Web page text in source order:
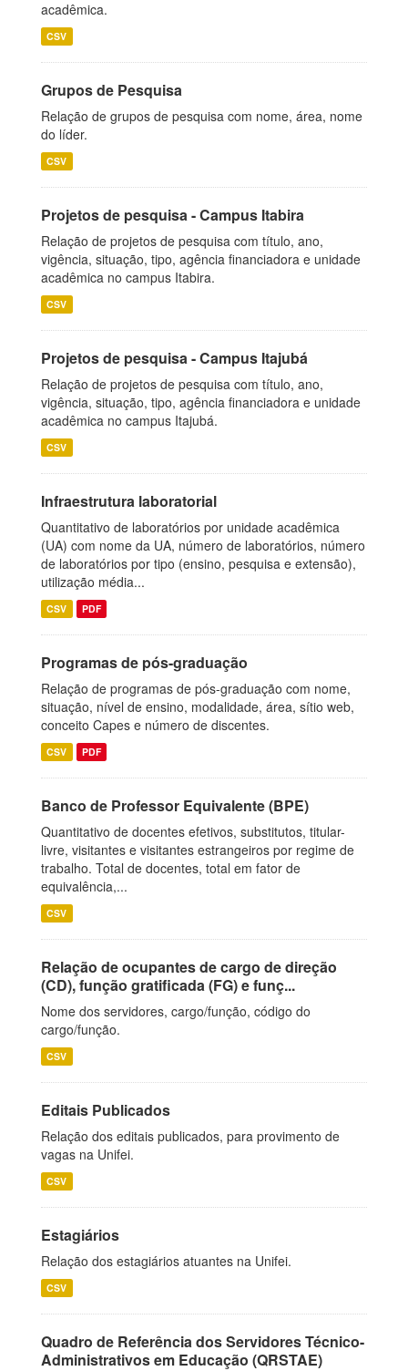
acadêmica.
CSV
Grupos de Pesquisa
Relação de grupos de pesquisa com nome, área, nome
do líder.
CSV
Projetos de pesquisa - Campus Itabira
Relação de projetos de pesquisa com título, ano,
vigência, situação, tipo, agência financiadora e unidade
acadêmica no campus Itabira.
CSV
Projetos de pesquisa - Campus Itajubá
Relação de projetos de pesquisa com título, ano,
vigência, situação, tipo, agência financiadora e unidade
acadêmica no campus Itajubá.
CSV
Infraestrutura laboratorial
Quantitativo de laboratórios por unidade acadêmica
(UA) com nome da UA, número de laboratórios, número
de laboratórios por tipo (ensino, pesquisa e extensão),
utilização média...
CSV PDF
Programas de pós-graduação
Relação de programas de pós-graduação com nome,
situação, nível de ensino, modalidade, área, sítio web,
conceito Capes e número de discentes.
CSV PDF
Banco de Professor Equivalente (BPE)
Quantitativo de docentes efetivos, substitutos, titular-
livre, visitantes e visitantes estrangeiros por regime de
trabalho. Total de docentes, total em fator de
equivalência,...
CSV
Relação de ocupantes de cargo de direção
(CD), função gratificada (FG) e funç...
Nome dos servidores, cargo/função, código do
cargo/função.
CSV
Editais Publicados
Relação dos editais publicados, para provimento de
vagas na Unifei.
CSV
Estagiários
Relação dos estagiários atuantes na Unifei.
CSV
Quadro de Referência dos Servidores Técnico-
Administrativos em Educação (QRSTAE)